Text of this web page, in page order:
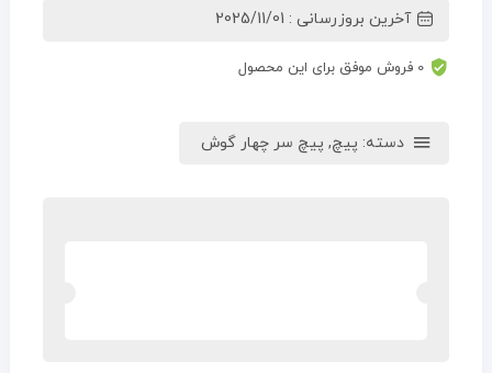
آخرین بروزرسانی : 2025/11/01
0 فروش موفق برای این محصول
دسته: پیچ, پیچ سر چهار گوش